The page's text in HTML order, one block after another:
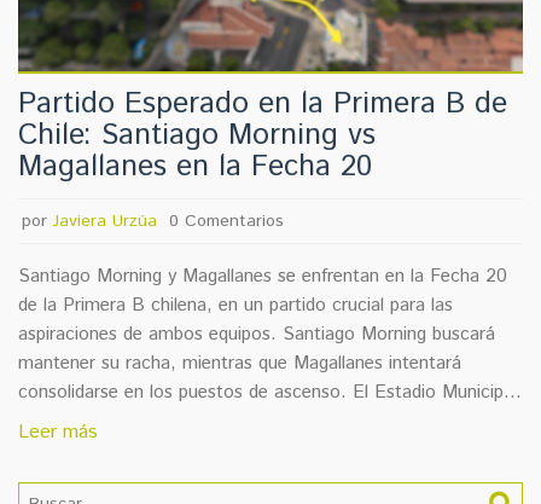
Partido Esperado en la Primera B de
Chile: Santiago Morning vs
Magallanes en la Fecha 20
por Javiera Urzúa 0 Comentarios
Santiago Morning y Magallanes se enfrentan en la Fecha 20
de la Primera B chilena, en un partido crucial para las
aspiraciones de ambos equipos. Santiago Morning buscará
mantener su racha, mientras que Magallanes intentará
consolidarse en los puestos de ascenso. El Estadio Municipal
de La Pintana será el escenario de este emocionante
Leer más